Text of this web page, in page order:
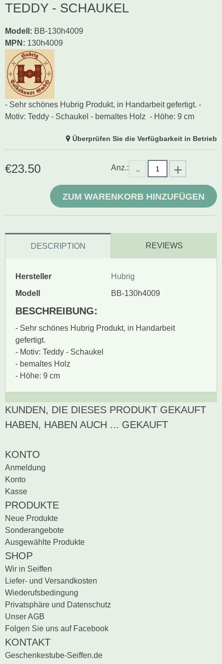
TEDDY - SCHAUKEL
Modell : BB-130h4009
MPN: 130h4009
- Sehr schönes Hubrig Produkt, in Handarbeit gefertigt. -
Motiv: Teddy - Schaukel - bemaltes Holz - Höhe: 9 cm
Überprüfen Sie die Verfügbarkeit in Betrieb
€23.50 Anz.:
ZUM WARENKORB HINZUFÜGEN
DESCRIPTION REVIEWS
Hersteller
Hubrig
Modell
BB-130h4009
BESCHREIBUNG:
- Sehr schönes Hubrig Produkt, in Handarbeit
gefertigt.
- Motiv: Teddy - Schaukel
- bemaltes Holz
- Höhe: 9 cm
BEWERTUNG SCHREIBEN
Zur Zeit gibt es keine
Produktrezensionen.
KUNDEN, DIE DIESES PRODUKT GEKAUFT
HABEN, HABEN AUCH ... GEKAUFT
KONTO
Anmeldung
Konto
Kasse
PRODUKTE
Neue Produkte
Sonderangebote
Ausgewählte Produkte
SHOP
Wir in Seiffen
Liefer- und Versandkosten
Wiederufsbedingung
Privatsphäre und Datenschutz
Unser AGB
Folgen Sie uns auf Facebook
KONTAKT
Geschenkestube-Seiffen.de